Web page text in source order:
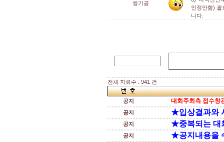
쌍기공
인정안함)
니다.
전체 자료수 : 941 건
공지 대회주최측 접수창
공지 ★입상결과와
공지 ★중복되는 대
공지 ★공지내용을